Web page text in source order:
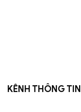
KÊNH THÔNG TIN